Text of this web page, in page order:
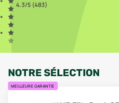
4.3/5 (483)
NOTRE SÉLECTION
MEILLEURE GARANTIE